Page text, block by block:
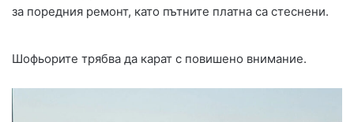
за поредния ремонт, като пътните платна са стеснени.
Шофьорите трябва да карат с повишено внимание.